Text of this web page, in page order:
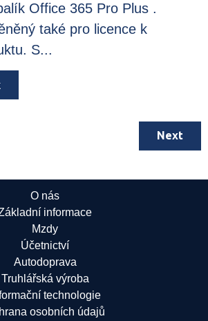
Office 365 Pro Plus .
také pro licence k
S...
Next
O nás
informace
Mzdy
Účetnictví
Autodoprava
Truhlářská výroba
technologie
osobních údajů